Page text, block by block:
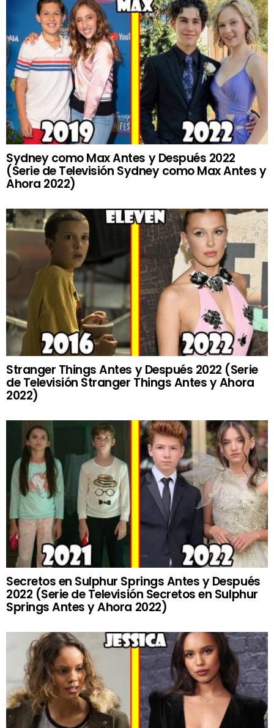
Sydney como Max Antes y Después 2022
(Serie de Televisión Sydney como Max Antes y
Ahora 2022)
Stranger Things Antes y Después 2022 (Serie
de Televisión Stranger Things Antes y Ahora
2022)
Secretos en Sulphur Springs Antes y Después
2022 (Serie de Televisión Secretos en Sulphur
Springs Antes y Ahora 2022)